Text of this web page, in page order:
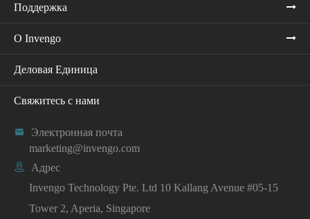
Поддержка
О Invengo
Деловая Единица
Свяжитесь с нами

Электронная почта
marketing@invengo.com

Адрес
Invengo Technology Pte. Ltd 10 Kallang Avenue #05-15
Tower 2, Aperia, Singapore